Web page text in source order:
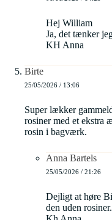
Hej William
Ja, det tænker
KH Anna
Birte
25/05/2026 / 13:06
Super lækker
rosiner med et ekstra
rosin i bagværk.
Anna Bartels
25/05/2026 / 21:26
Dejligt at høre
den uden rosiner.